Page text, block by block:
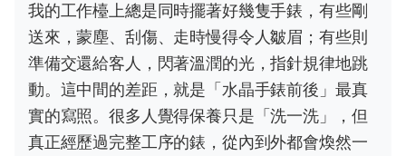
我的工作檯上總是同時擺著好幾隻手錶，有些剛
送來，蒙塵、刮傷、走時慢得令人皺眉；有些則
準備交還給客人，閃著溫潤的光，指針規律地跳
動。這中間的差距，就是「水晶手錶前後」最真
實的寫照。很多人覺得保養只是「洗一洗」，但
真正經歷過完整工序的錶，從內到外都會煥然一